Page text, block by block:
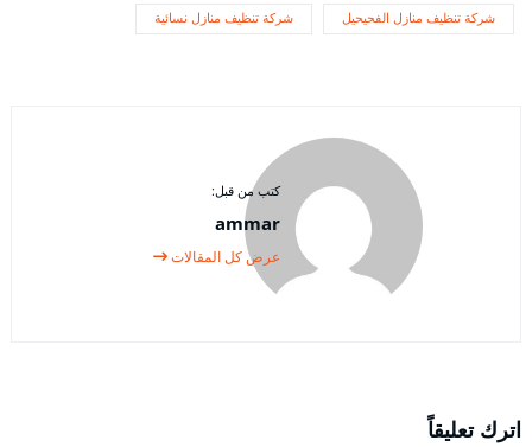
شركة تنظيف منازل الفحيحيل شركة تنظيف منازل نسائية
كتب من قبل:
ammar
عرض كل المقالات
اترك تعليقاً